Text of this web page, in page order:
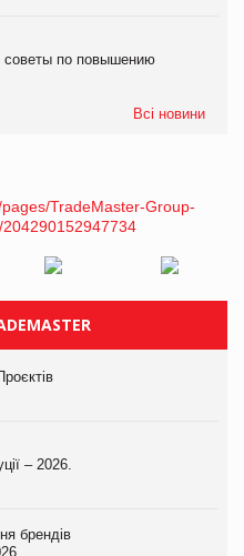
по повышению
Всі новини
– 2026.
брендів